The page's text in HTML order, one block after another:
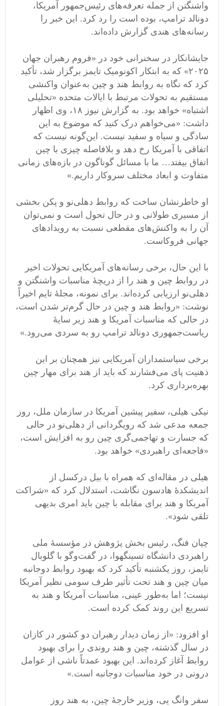
واشنگتن از جمله تعرفه‌های رئیس‌جمهور آمریکا،
دونالد ترامپ، بوده است را رد کرد. این خبر را
رسانه‌های هندی گزارش داده‌اند.
جایشانکار در سخنرانی خود در «فروم رهبران جهان
۲۰۲۵» که به ابتکار اکونومیک تایمز برگزار شد، تأکید
کرد که نگاه به روابط هند و چین به‌عنوان واکنشی
مستقیم به تحولات مرتبط با ایالات متحده «تحلیلی
اشتباه» خواهد بود. به گزارش نیوز ۱۸، وی اظهار
داشت: «می‌خواهم درک کنید که موضوع به این
سادگی و سیاه و سفید نیست. این‌گونه نیست که
اتفاقی با آمریکا رخ دهد و بلافاصله چیزی با چین
اتفاق بیفتد… ما با مسائل گوناگون در بازه‌های زمانی
متفاوت و ابعاد مختلف سروکار داریم.»
او خاطرنشان ساخت که روابط دهلی‌نو و پکن بخشی
از مسیری طولانی و در حال تحول است و نمی‌توان
آن را به واکنش‌های مقطعی نسبت به رویدادهای
جهانی فروکاست.
با این حال، برخی رسانه‌های آمریکایی تحولات اخیر
در روابط چین و هند را از دریچهٔ مناسبات واشنگتن و
دهلی‌نو ارزیابی کرده‌اند. برای نمونه، مجلهٔ تایم اخیراً
نوشت: «روابط هند و چین در حال گرم‌تر شدن است،
در حالی که مناسبات آمریکا و هند زیر سایهٔ
ریاست‌جمهوری دونالد ترامپ رو به سردی می‌رود.»
برخی سیاستمداران آمریکایی نیز همچنان بر این
ذهنیت پای می‌فشارند که باید از هند برای مهار چین
بهره‌برداری کرد.
نیکی هیلی، سفیر پیشین آمریکا در سازمان ملل، روز
جمعه مدعی شد که رویگردانی از دهلی‌نو در حالی
که جسارت و تهاجمی‌گری چین رو به افزایش است،
«فاجعه‌ای راهبردی» خواهد بود.
هیلی در مقاله‌ای که همراه با بیل درکسل از
اندیشکدهٔ هادسون نگاشت، استدلال کرد که «شراکت
آمریکا و هند برای مقابله با چین باید امری بدیهی
تلقی شود».
چیان فنگ، رئیس بخش پژوهش در مؤسسهٔ ملی
راهبردی دانشگاه تسینگهوا، در گفت‌وگو با گلوبال
تایمز، روز یکشنبه تأکید کرد که بهبود روابط دوجانبه
میان چین و هند تحت تأثیر طرف سومی نظیر آمریکا
نیست؛ اما به‌طور عینی، مناسبات آمریکا و هند به
تسریع این روند کمک کرده است.
او افزود: «از زمان دیدار رهبران دو کشور در کازان
در سال گذشته، چین و هند روندی را برای بهبود
روابط آغاز کرده‌اند. این بهبود عمدتاً ناشی از عوامل
درونی در خود مناسبات دوجانبه است.»
سفر وانگ یی، وزیر خارجهٔ چین، به هند روز